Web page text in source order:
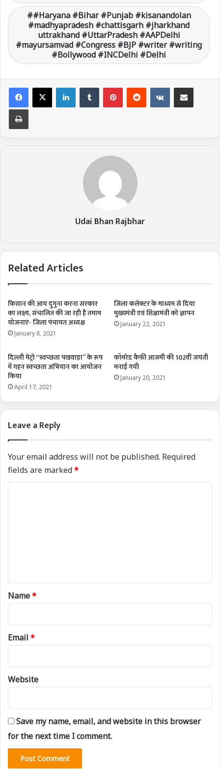
#Haryana #Bihar #Punjab #kisanandolan
#madhyapradesh #chattisgarh #jharkhand
uttrakhand #UttarPradesh #AAPDelhi
#mayursamvad #Congress #BJP #writer #writing
#Bollywood #INCDelhi #Delhi
LinkedIn VKontakte
Udai Bhan Rajbhar
Related Articles
किसान की आय दुगुना करना सरकार
का लक्ष्य, संचालित की जा रही हैं तमाम
योजनाएं- जिला पंचायत अध्यक्ष
January 8, 2021
जिला कलेक्टर के माध्यम से दिया
मुख्यमंत्री एवं शिक्षामंत्री को ज्ञापन
January 22, 2021
दिल्ली मेट्रो “स्वच्छता पखवाड़ा” के रूप
में गहन स्वच्छता अभियान का आयोजन
किया
April 17, 2021
कॉमरेड कैफ़ी आज़मी की 102वीं जयंती
मनाई गयी
January 20, 2021
Leave a Reply
Your email address will not be published. Required
fields are marked*
*
Name*
Email *
Website
Save my name, email, and website in this browser
for the next time I comment.